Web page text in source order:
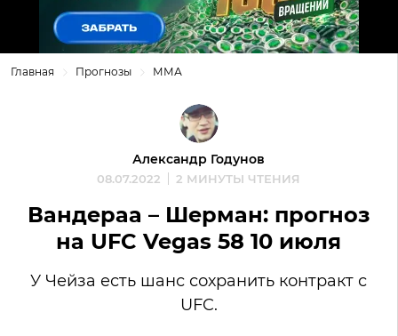
Главная Прогнозы ММА
Александр Годунов
08.07.2022 2 МИНУТЫ ЧТЕНИЯ
Вандераа – Шерман: прогноз
на UFC Vegas 58 10 июля
У Чейза есть шанс сохранить контракт с
UFC.